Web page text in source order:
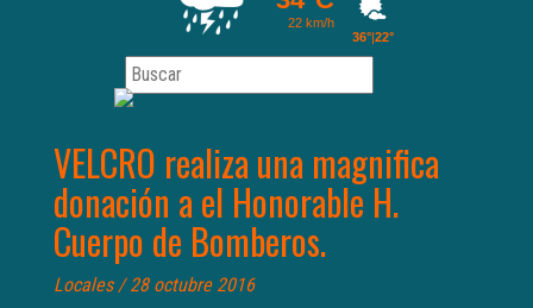
VELCRO realiza una magnifica
donación a el Honorable H.
Cuerpo de Bomberos.
Locales/ 28 octubre 2016